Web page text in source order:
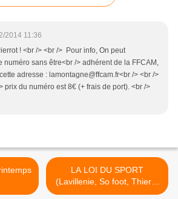
2014 11:36
! <br /> <br /> Pour info, On peut
numéro sans être<br /> adhérent de la FFCAM,
adresse : lamontagne@ffcam.fr<br /> <br />
prix du numéro est 8€ (+ frais de port). <br />
LA LOI DU SPORT
(Lavillenie, So foot, Thierry
Henry) >